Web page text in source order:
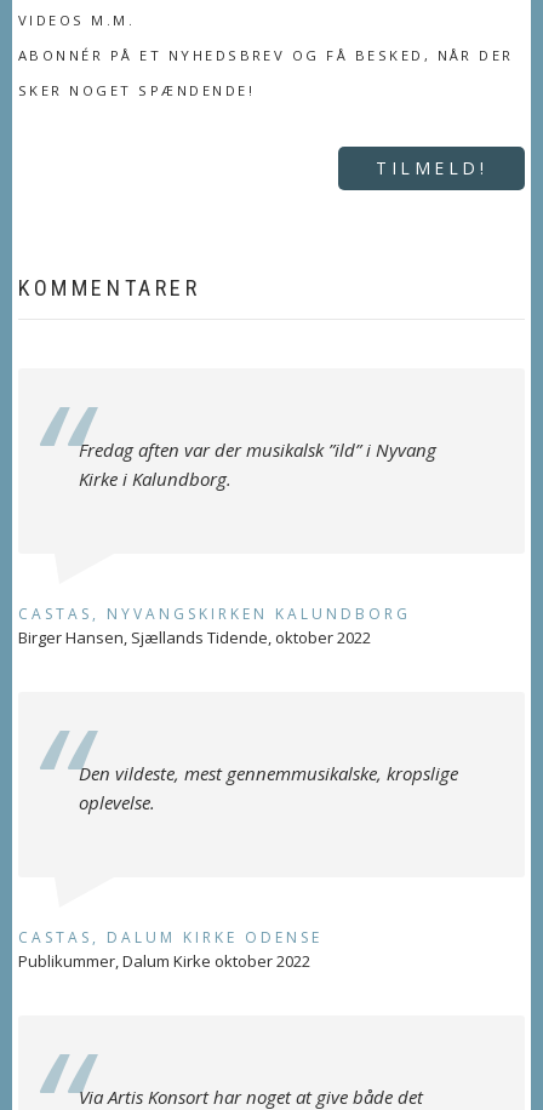
VIDEOS M.M.
ABONNÉR PÅ ET NYHEDSBREV OG FÅ BESKED, NÅR DER
SKER NOGET SPÆNDENDE!
TILMELD!
KOMMENTARER
Fredag aften var der musikalsk ”ild” i Nyvang
Kirke i Kalundborg.
CASTAS, NYVANGSKIRKEN KALUNDBORG
Birger Hansen, Sjællands Tidende, oktober 2022
Den vildeste, mest gennemmusikalske, kropslige
oplevelse.
CASTAS, DALUM KIRKE ODENSE
Publikummer, Dalum Kirke oktober 2022
Via Artis Konsort har noget at give både det